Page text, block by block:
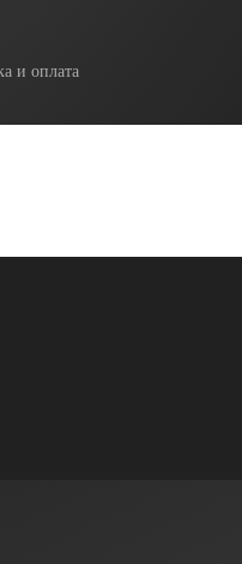
и оплата